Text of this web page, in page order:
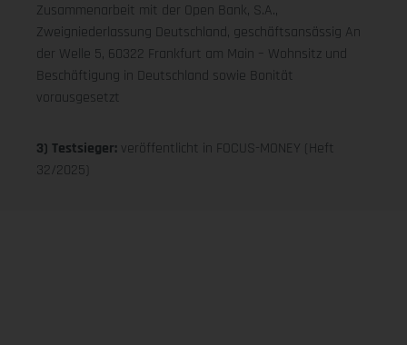
Zusammenarbeit mit der Open Bank, S.A.,
Zweigniederlassung Deutschland, geschäftsansässig An
der Welle 5, 60322 Frankfurt am Main – Wohnsitz und
Beschäftigung in Deutschland sowie Bonität
vorausgesetzt
3) Testsieger: veröffentlicht in FOCUS-MONEY (Heft
32/2025)